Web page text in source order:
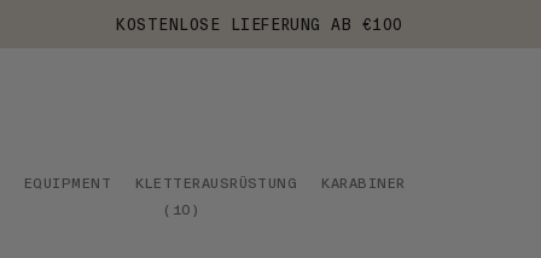
KOSTENLOSE LIEFERUNG AB €100
EQUIPMENT KLETTERAUSRÜSTUNG
KARABINER
( 10 )